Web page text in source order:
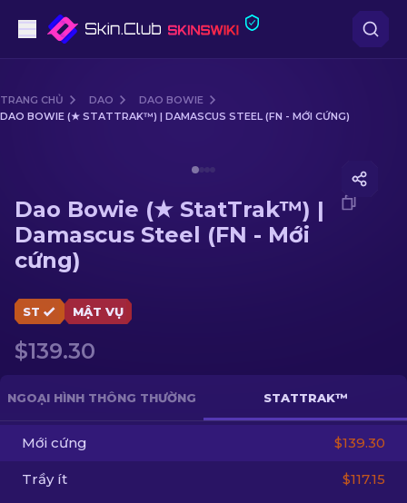
Tầm trung
Súng trường Bắn tỉa
Dao
Găng tay
Hòm
Khác
VI
TRANG CHỦ DAO
DAO BOWIE
DAO BOWIE (★ STATTRAK™) | DAMASCUS STEEL (FN - MỚI CỨNG)
Dao Bowie (★ StatTrak™) |
Damascus Steel (FN - Mới
cứng)
ST MẬT VỤ
$139.30
NGOẠI HÌNH THÔNG THƯỜNG STATTRAK™
Mới cứng $139.30
Trầy ít $117.15